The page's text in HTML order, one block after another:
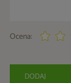
Ocena:
DODAJ